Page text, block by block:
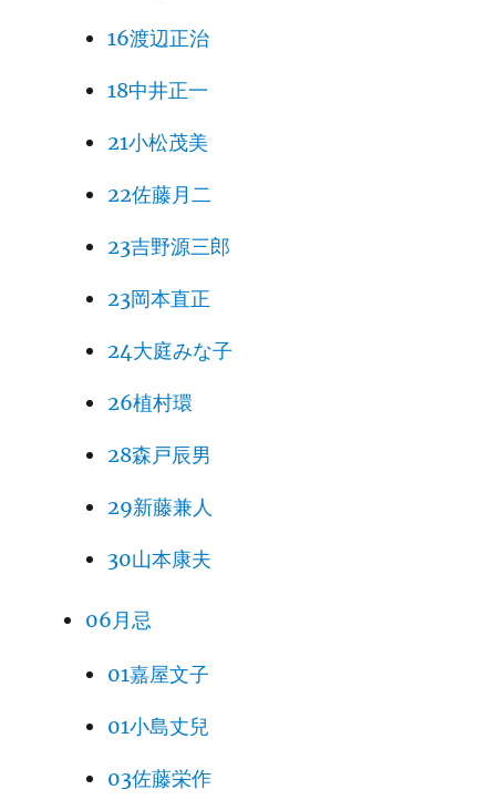
16渡辺正治
18中井正一
21小松茂美
22佐藤月二
23吉野源三郎
23岡本直正
24大庭みな子
26植村環
28森戸辰男
29新藤兼人
30山本康夫
06月忌
01嘉屋文子
01小島丈兒
03佐藤栄作